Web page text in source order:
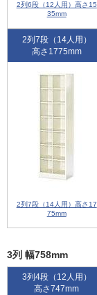
2列6段（12人用）高さ15
35mm
2列7段（14人用）
高さ1775mm
2列7段（14人用）高さ17
75mm
3列 幅758mm
3列4段（12人用）
高さ747mm